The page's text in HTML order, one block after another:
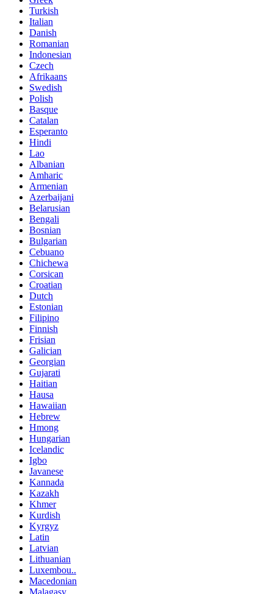
Turkish
Italian
Danish
Romanian
Indonesian
Czech
Afrikaans
Swedish
Polish
Basque
Catalan
Esperanto
Hindi
Lao
Albanian
Amharic
Armenian
Azerbaijani
Belarusian
Bengali
Bosnian
Bulgarian
Cebuano
Chichewa
Corsican
Croatian
Dutch
Estonian
Filipino
Finnish
Frisian
Galician
Georgian
Gujarati
Haitian
Hausa
Hawaiian
Hebrew
Hmong
Hungarian
Icelandic
Igbo
Javanese
Kannada
Kazakh
Khmer
Kurdish
Kyrgyz
Latin
Latvian
Lithuanian
Luxembou..
Macedonian